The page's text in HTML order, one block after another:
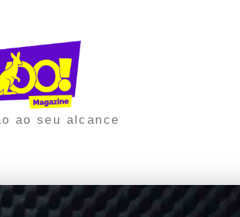
ao seu alcance